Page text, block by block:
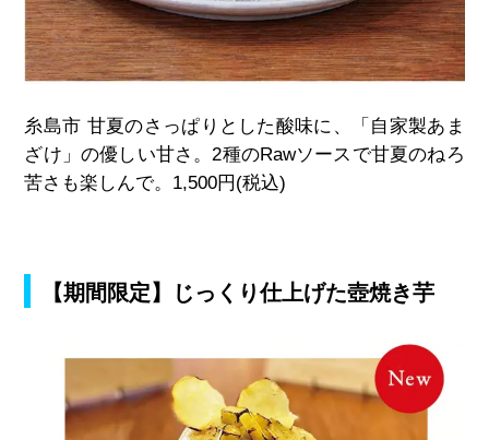
糸島市 甘夏のさっぱりとした酸味に、「自家製あま
ざけ」の優しい甘さ。 2種のRawソースで甘夏のねろ
苦さも楽しんで。 1,500円 (税込)
【期間限定】じっくり仕上げた壺焼き芋